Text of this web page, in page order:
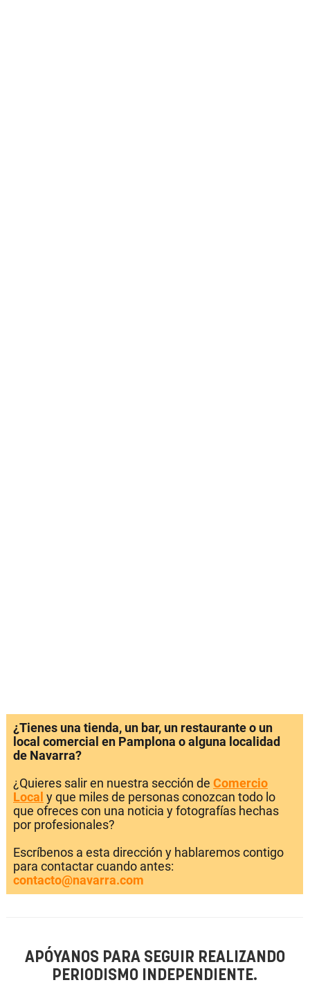
¿Tienes una tienda, un bar, un restaurante o un
local comercial en Pamplona o alguna localidad
de Navarra?
¿Quieres salir en nuestra sección de Comercio
Local y que miles de personas conozcan todo lo
que ofreces con una noticia y fotografías hechas
por profesionales?
Escríbenos a esta dirección y hablaremos contigo
para contactar cuando antes:
contacto@navarra.com
APÓYANOS PARA SEGUIR REALIZANDO
PERIODISMO INDEPENDIENTE.